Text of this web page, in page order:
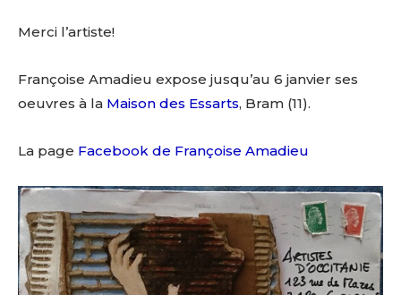
Merci l’artiste!
Françoise Amadieu expose jusqu’au 6 janvier ses
oeuvres à la Maison des Essarts, Bram (11).
La page Facebook de Françoise Amadieu